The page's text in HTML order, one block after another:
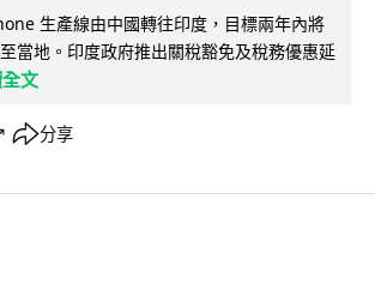
生產線由中國轉往印度，目標兩年內將
當地。印度政府推出關稅豁免及稅務優惠延
文
分享